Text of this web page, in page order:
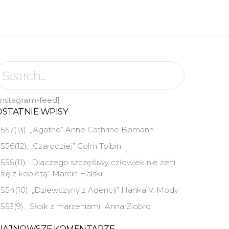
feed]
WPISY
557(13). „Agathe” Anne Cathrine Bomann
556(12). „Czarodziej” Colm Toibin
555(11). „Dlaczego szczęśliwy człowiek nie żeni
się z kobietą” Marcin Halski
554(10). „Dziewczyny z Agencji” Hanka V. Mody
553(9). „Słoik z marzeniami” Anna Ziobro